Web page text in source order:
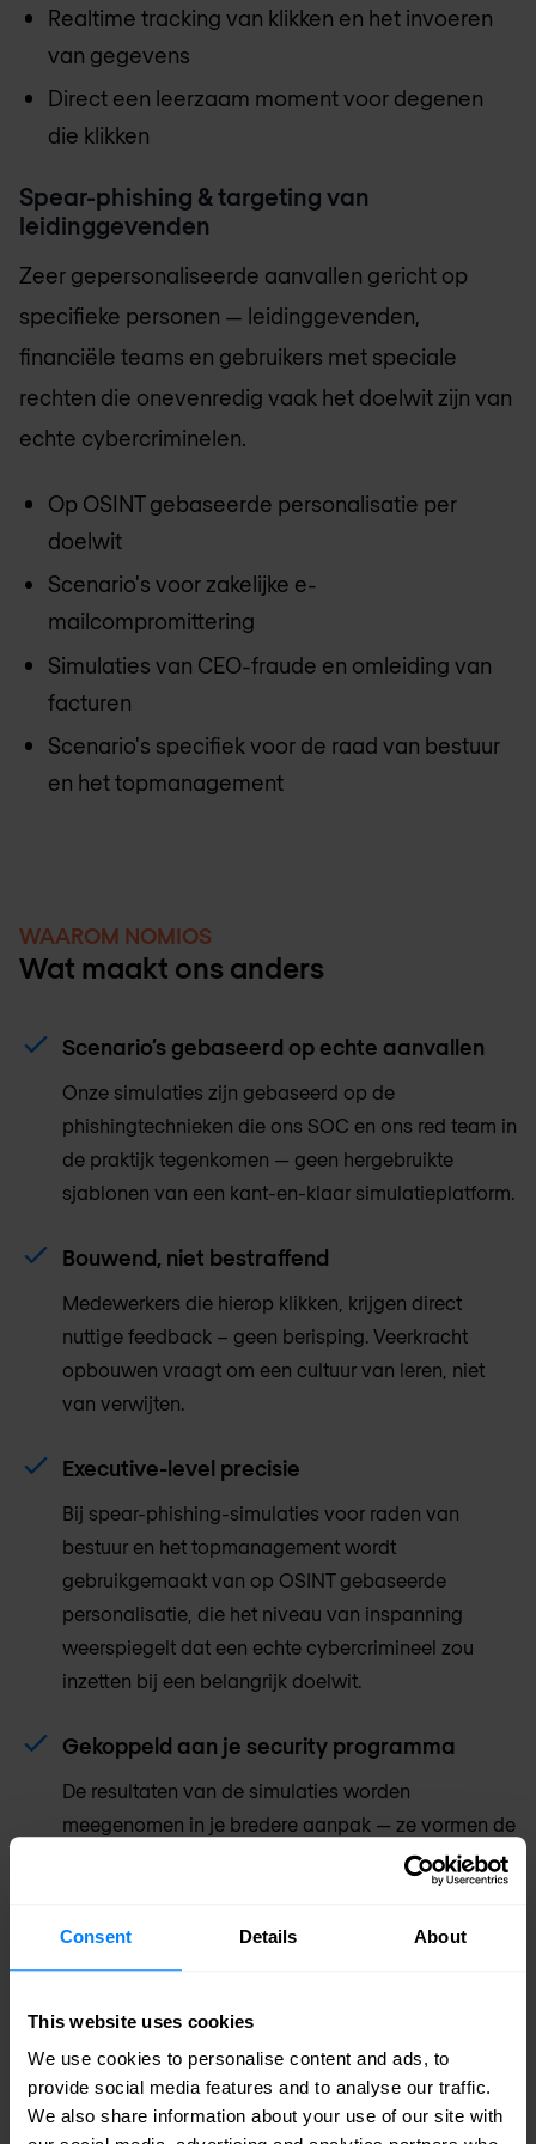
Consent Details About
This website uses cookies
We use cookies to personalise content and ads, to
provide social media features and to analyse our traffic.
We also share information about your use of our site with
Realtime tracking van klikken en het invoeren
van gegevens
Direct een leerzaam moment voor degenen
die klikken
Spear-phishing & targeting van
leidinggevenden
Zeer gepersonaliseerde aanvallen gericht op
specifieke personen — leidinggevenden,
financiële teams en gebruikers met speciale
rechten die onevenredig vaak het doelwit zijn van
echte cybercriminelen.
Op OSINT gebaseerde personalisatie per
doelwit
Scenario's voor zakelijke e-
mailcompromittering
Simulaties van CEO-fraude en omleiding van
facturen
Scenario's specifiek voor de raad van bestuur
en het topmanagement
WAAROM NOMIOS
Wat maakt ons anders
Scenario’s gebaseerd op echte aanvallen
Onze simulaties zijn gebaseerd op de
phishingtechnieken die ons SOC en ons red team in
de praktijk tegenkomen — geen hergebruikte
sjablonen van een kant-en-klaar simulatieplatform.
Bouwend, niet bestraffend
Medewerkers die hierop klikken, krijgen direct
nuttige feedback – geen berisping. Veerkracht
opbouwen vraagt om een cultuur van leren, niet
van verwijten.
Executive-level precisie
Bij spear-phishing-simulaties voor raden van
bestuur en het topmanagement wordt
gebruikgemaakt van op OSINT gebaseerde
personalisatie, die het niveau van inspanning
weerspiegelt dat een echte cybercrimineel zou
inzetten bij een belangrijk doelwit.
Gekoppeld aan je security programma
De resultaten van de simulaties worden
meegenomen in je bredere aanpak — ze vormen de
basis voor identiteitscontroles, toegangsbeleid en
draaiboeken voor incidentrespons bij aanvallen
waarbij inloggegevens worden misbruikt.
Simulaties laten de